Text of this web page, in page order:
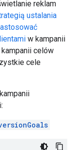
reklam
ustalania
w kampanii
celów
cele